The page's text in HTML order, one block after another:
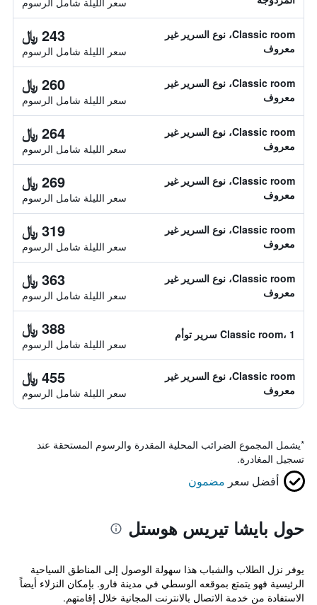
Classic room، نوع السرير غير
معروف
243 ﷼
سعر الليلة شامل الرسوم
Classic room، نوع السرير غير
معروف
260 ﷼
سعر الليلة شامل الرسوم
Classic room، نوع السرير غير
معروف
264 ﷼
سعر الليلة شامل الرسوم
Classic room، نوع السرير غير
معروف
269 ﷼
سعر الليلة شامل الرسوم
Classic room، نوع السرير غير
معروف
319 ﷼
سعر الليلة شامل الرسوم
Classic room، نوع السرير غير
معروف
363 ﷼
سعر الليلة شامل الرسوم
Classic room، 1 سرير توأم 388 ﷼
سعر الليلة شامل الرسوم
Classic room، نوع السرير غير
معروف
455 ﷼
سعر الليلة شامل الرسوم
*يشمل المجموع الضرائب المحلية المقدرة والرسوم المستحقة عند
تسجيل المغادرة.
أفضل سعر مضمون
حول بايشا تيريس هوستل
يوفر نزل الطلاب والشباب هذا سهولة الوصول إلى المناطق السياحية
الرئيسية فهو يتمتع بموقعه الوسطي في مدينة فارو. بإمكان النزلاء أيضاً
الاستفادة من خدمة الاتصال بالانترنت المجانية خلال إقامتهم.